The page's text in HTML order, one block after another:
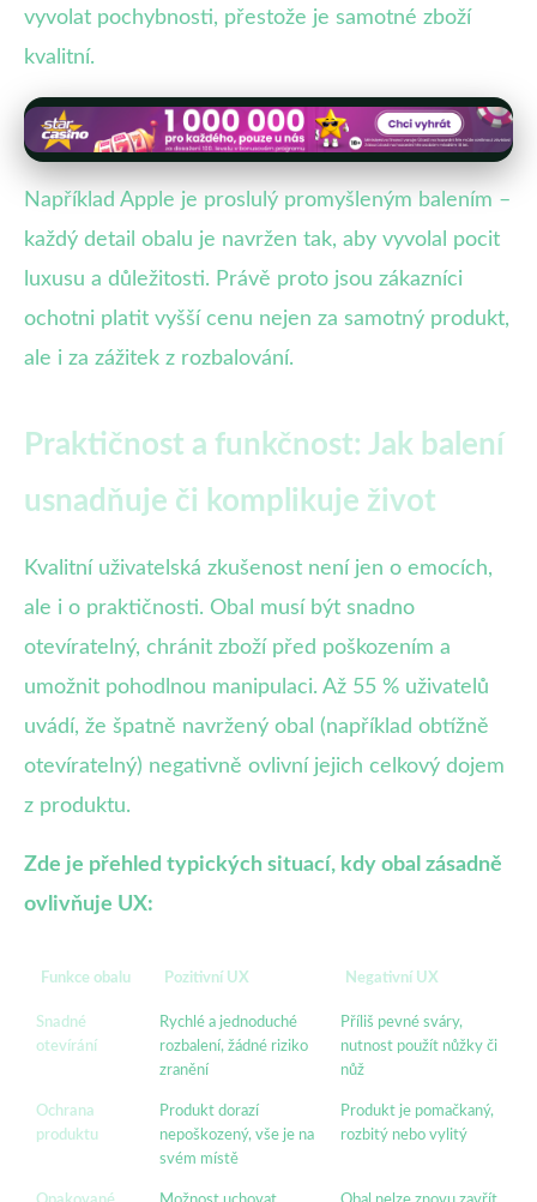
vyvolat pochybnosti, přestože je samotné zboží
kvalitní.
Například Apple je proslulý promyšleným balením –
každý detail obalu je navržen tak, aby vyvolal pocit
luxusu a důležitosti. Právě proto jsou zákazníci
ochotni platit vyšší cenu nejen za samotný produkt,
ale i za zážitek z rozbalování.
Praktičnost a funkčnost: Jak balení
usnadňuje či komplikuje život
Kvalitní uživatelská zkušenost není jen o emocích,
ale i o praktičnosti. Obal musí být snadno
otevíratelný, chránit zboží před poškozením a
umožnit pohodlnou manipulaci. Až 55 % uživatelů
uvádí, že špatně navržený obal (například obtížně
otevíratelný) negativně ovlivní jejich celkový dojem
z produktu.
Zde je přehled typických situací, kdy obal zásadně
ovlivňuje UX:
Funkce obalu Pozitivní UX Negativní UX
Snadné
otevírání
Rychlé a jednoduché
rozbalení, žádné riziko
zranění
Příliš pevné sváry,
nutnost použít nůžky či
nůž
Ochrana
produktu
Produkt dorazí
nepoškozený, vše je na
svém místě
Produkt je pomačkaný,
rozbitý nebo vylitý